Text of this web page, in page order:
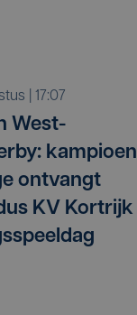
| 17:07
West-
kampioen
ontvangt
KV Kortrijk